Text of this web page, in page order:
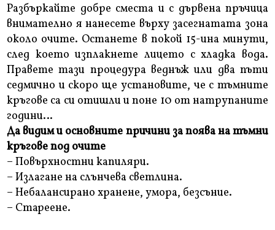
Разбъркайте добре сместа и с дървена пръчица
внимателно я нанесете върху засегнатата зона
около очите. Останете в покой 15-ина минути,
след което изплакнете лицето с хладка вода.
Правете тази процедура веднъж или два пъти
седмично и скоро ще установите, че с тъмните
кръгове са си отишли и поне 10 от натрупаните
години…
Да видим и основните причини за поява на тъмни
кръгове под очите
– Повърхностни капиляри.
– Излагане на слънчева светлина.
– Небалансирано хранене, умора, безсъние.
– Стареене.